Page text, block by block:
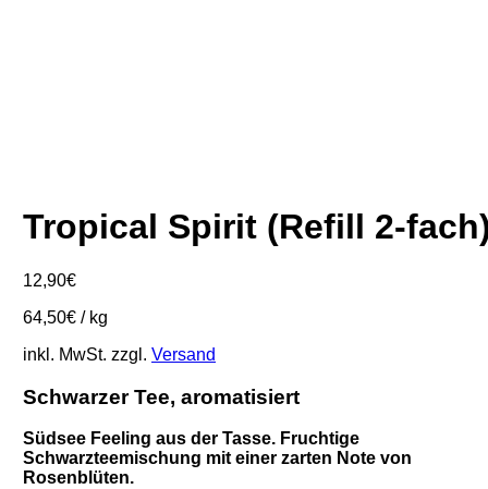
Tropical Spirit (Refill 2-
12,90€
64,50€ / kg
inkl. MwSt. zzgl. Versand
Schwarzer Tee, aromatisiert
Südsee Feeling aus der Tasse. Fruchtige
Schwarzteemischung mit einer zarten Note von
Rosenblüten.